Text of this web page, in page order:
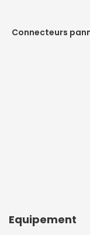
Connecteurs
Equipement